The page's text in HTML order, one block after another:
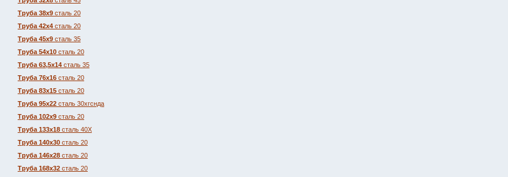
Труба 38х9 сталь 20
Труба 42х4 сталь 20
Труба 45х9 сталь 35
Труба 54х10 сталь 20
Труба 63,5х14 сталь 35
Труба 76х16 сталь 20
Труба 83х15 сталь 20
Труба 95х22 сталь 30хгснда
Труба 102х9 сталь 20
Труба 133х18 сталь 40Х
Труба 140х30 сталь 20
Труба 146х28 сталь 20
Труба 168х32 сталь 20